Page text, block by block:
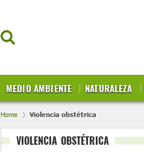
MEDIO AMBIENTE NATURALEZA
Home Violencia obstétrica
VIOLENCIA OBSTÉTRICA